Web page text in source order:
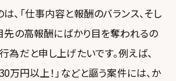
、「仕事内容と報酬のバランス、そし
先の高報酬にばかり目を奪われるの
為だと申し上げたいです。例えば、
万円以上！」などと謳う案件には、か